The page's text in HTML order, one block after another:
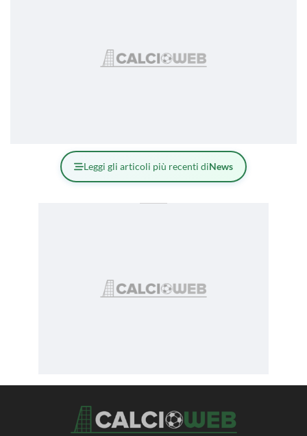
Leggi gli articoli più recenti diNews